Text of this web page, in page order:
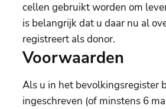
cellen gebruikt worden om
is belangrijk dat u daar nu al
registreert als donor.
Voorwaarden
Als u in het bevolkingsregister
ingeschreven (of minstens 6